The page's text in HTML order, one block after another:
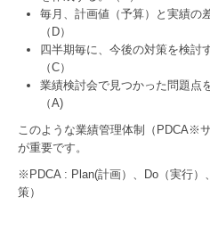
ればたら杯 ゴルフコンペ
レクレーション
出版書籍
経営革新等支援機関とは
法人・医療・個人事業主の方
毎月、計画値（予算）と実績の
（D）
四半期毎に、今後の対策を検討
（C）
業績検討会で見つかった問題点
（A)
このような業績管理体制（PDCA※
が重要です。
※PDCA : Plan(計画）、Do（実行）
策）